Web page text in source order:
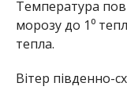
Температура
морозу до 1⁰
тепла.
Вітер південно-